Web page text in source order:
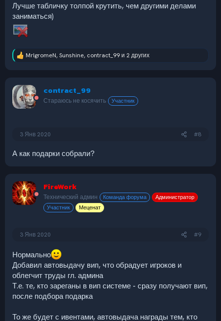
Лучше табличку толпой крутить, чем другими делами
заниматься)
Р
ц
и
и
MrIgromeN,Sunshine, contract_99и 2 других
contract_99
Стараюсь не косячить Участник
3 Янв 2020 #8
А как подарки собрали?
FireWork
Технический админ Команда форума
Администратор
Участник
Меценат
3 Янв 2020 #9
Нормально
Добавил автовыдачу вип, что обрадует игроков и
облегчит труды гл. админа
Т.е. те, кто зареганы в вип системе - сразу получают вип,
после подбора подарка
То же будет с ивентами, автовыдача награды тем, кто